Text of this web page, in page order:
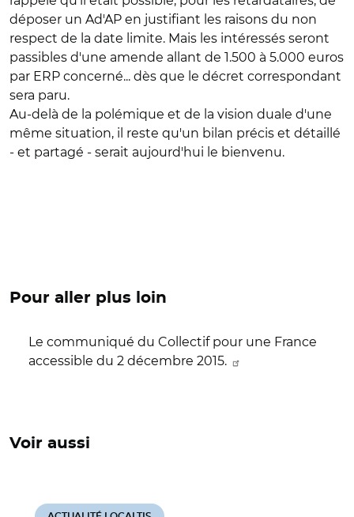
déposer un Ad'AP en justifiant les raisons du non
respect de la date limite. Mais les intéressés seront
passibles d'une amende allant de 1.500 à 5.000 euros
par ERP concerné... dès que le décret correspondant
sera paru.
Au-delà de la polémique et de la vision duale d'une
même situation, il reste qu'un bilan précis et détaillé
- et partagé - serait aujourd'hui le bienvenu.
Pour aller plus loin
Le communiqué du Collectif pour une France
accessible du 2 décembre 2015.
Voir aussi